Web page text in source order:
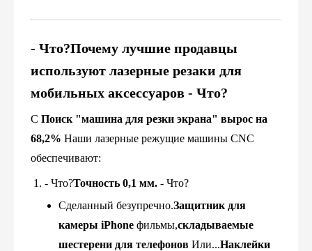
- Что?Почему лучшие продавцы
используют лазерные резаки для
мобильных аксессуаров - Что?
С Поиск "машина для резки экрана" вырос на
68,2% Наши лазерные режущие машины CNC
обеспечивают:
- Что?Точность 0,1 мм.- Что?
Сделанный безупречно.Защитник для
камеры iPhone фильмы,складываемые
шестерени для телефонов Или...Наклейки